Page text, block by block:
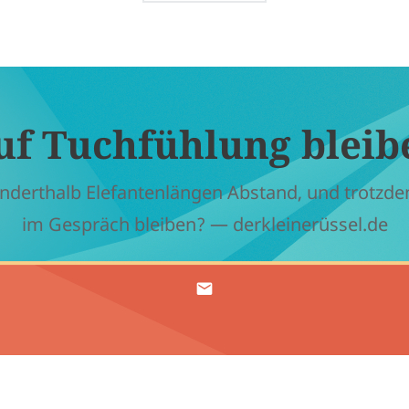
Tuchfühlung
Elefantenlängen Abstand, und
im Gespräch bleiben? — derkleinerüssel.de